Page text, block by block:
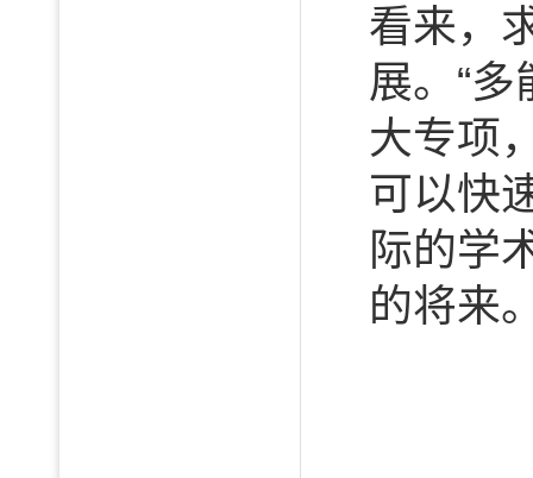
看来，
展。“
大专项
可以快
际的学
的将来